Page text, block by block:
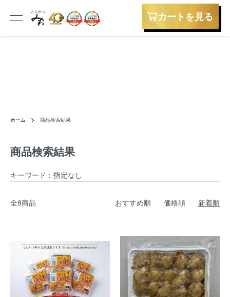
カートを見る
ホーム 商品検索結果
商品検索結果
キーワード：指定なし
全8商品 おすすめ順 価格順 新着順